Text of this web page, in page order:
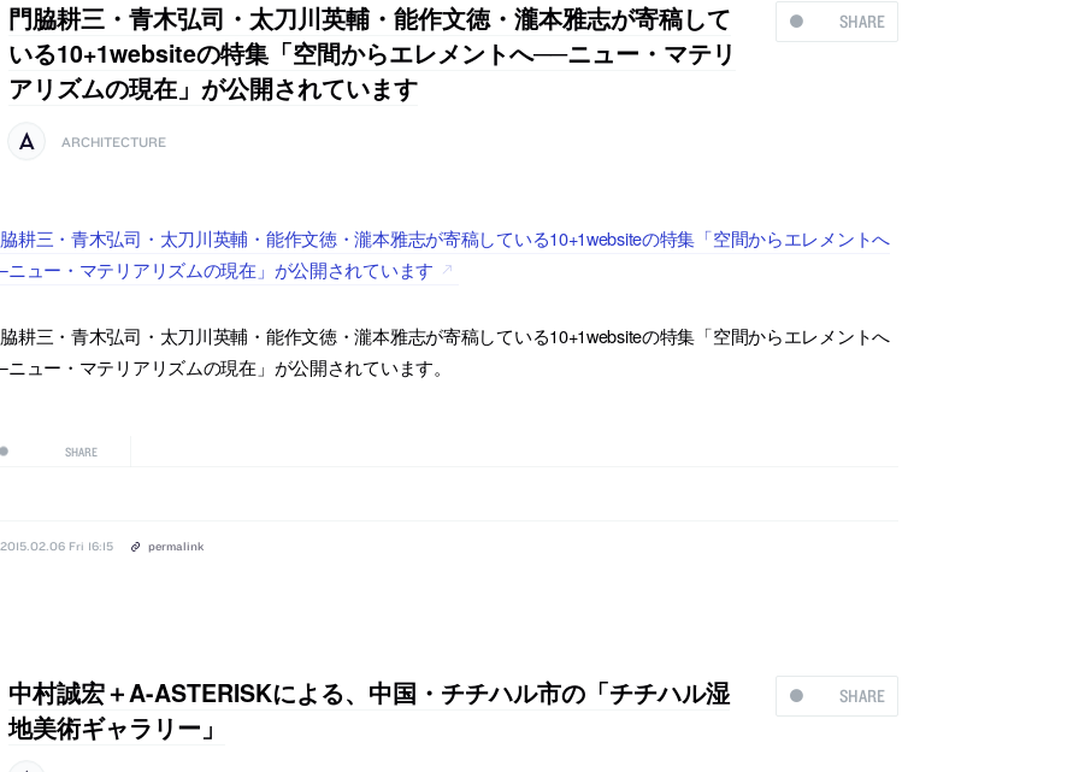
SHARE
門脇耕三・青木弘司・太刀川英輔・能作文徳・瀧本雅志が寄稿して
いる10+1websiteの特集「空間からエレメントへ──ニュー・マテリ
アリズムの現在」が公開されています
ARCHITECTURE
耕三・青木弘司・太刀川英輔・能作文徳・瀧本雅志が寄稿している10+1websiteの特集「空間からエレメントへ
ュー・マテリアリズムの現在」が公開されています
耕三・青木弘司・太刀川英輔・能作文徳・瀧本雅志が寄稿している10+1websiteの特集「空間からエレメントへ
ュー・マテリアリズムの現在」が公開されています。
SHARE
2015.02.06 Fri 16:15 permalink
SHARE
中村誠宏＋A-ASTERISKによる、中国・チチハル市の「チチハル湿
地美術ギャラリー」